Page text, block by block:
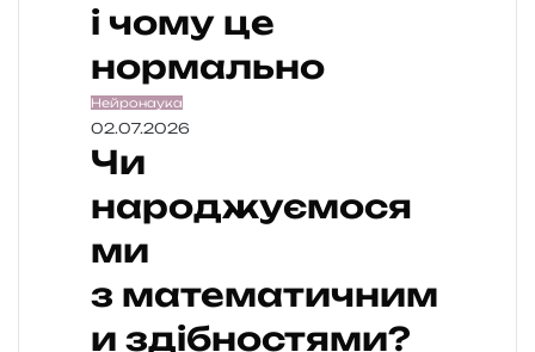
і чому це
нормально
Нейронаука
02.07.2026
Чи
народжуємося
ми
з математичним
и здібностями?